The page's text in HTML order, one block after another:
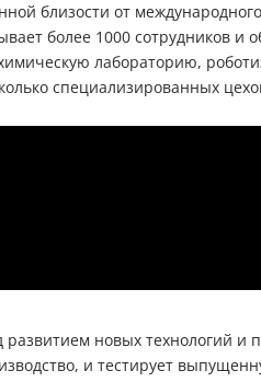
близости от
более 1000 сотрудников и
лабораторию,
специализированных
новых технологий и
и тестирует